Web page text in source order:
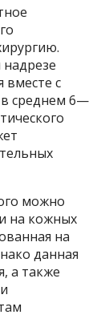
вместе с
в среднем 6—
можно
на кожных
на
данная
а также